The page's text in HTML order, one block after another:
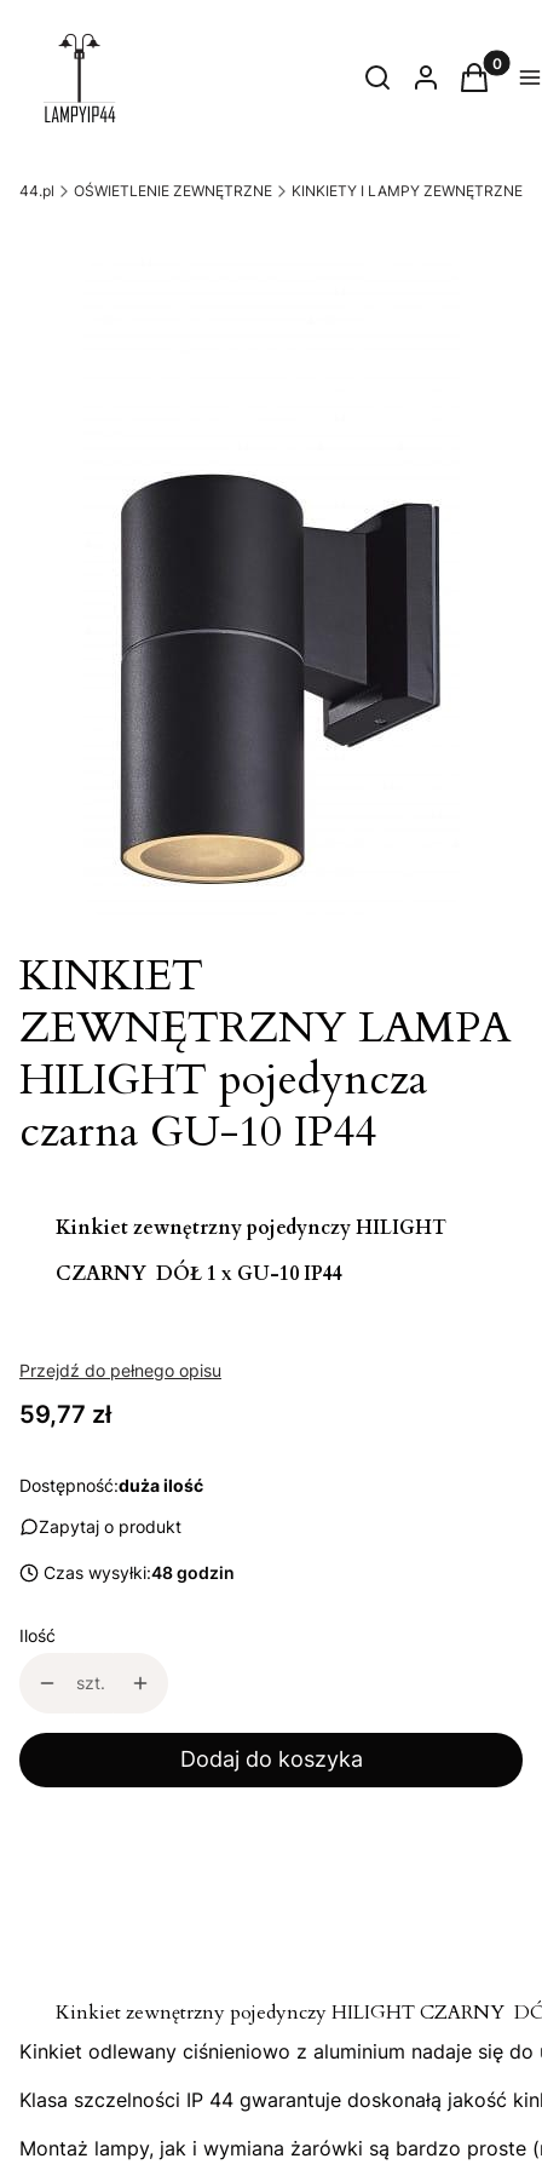
Otwórz
SzukajZaloguj sięKoszyk
OŚWIETLENIE ZEWNĘTRZNE KINKIETY I LAMPY ZEWNĘTRZNE
KINKIET
ZEWNĘTRZNY LAMPA
HILIGHT pojedyncza
czarna GU-10 IP44
Kinkiet zewnętrzny pojedynczy HILIGHT
CZARNY DÓŁ 1 x GU-10 IP44
Przejdź do pełnego opisu
Cena
59,77 zł
Dostępność:duża ilość
Zapytaj o produkt
Czas wysyłki:48 godzin
Ilość
szt.
Dodaj do koszyka
Kinkiet zewnętrzny pojedynczy HILIGHT CZARNY
Kinkiet odlewany ciśnieniowo z aluminium nadaje się
Klasa szczelności IP 44 gwarantuje doskonałą jakość
Montaż lampy, jak i wymiana żarówki są bardzo proste